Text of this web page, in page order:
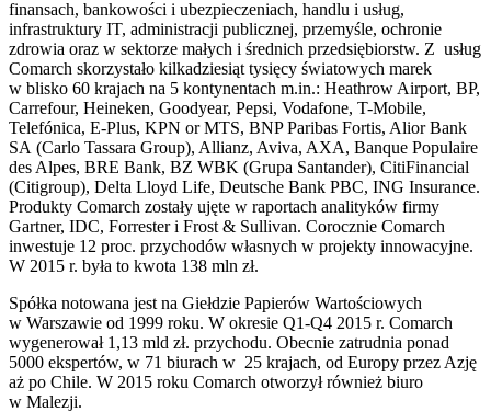
finansach, bankowości i ubezpieczeniach, handlu i usług,
infrastruktury IT, administracji publicznej, przemyśle, ochronie
zdrowia oraz w sektorze małych i średnich przedsiębiorstw. Z usług
Comarch skorzystało kilkadziesiąt tysięcy światowych marek
w blisko 60 krajach na 5 kontynentach m.in.: Heathrow Airport, BP,
Carrefour, Heineken, Goodyear, Pepsi, Vodafone, T-Mobile,
Telefónica, E-Plus, KPN or MTS, BNP Paribas Fortis, Alior Bank
SA (Carlo Tassara Group), Allianz, Aviva, AXA, Banque Populaire
des Alpes, BRE Bank, BZ WBK (Grupa Santander), CitiFinancial
(Citigroup), Delta Lloyd Life, Deutsche Bank PBC, ING Insurance.
Produkty Comarch zostały ujęte w raportach analityków firmy
Gartner, IDC, Forrester i Frost & Sullivan. Corocznie Comarch
inwestuje 12 proc. przychodów własnych w projekty innowacyjne.
W 2015 r. była to kwota 138 mln zł.
Spółka notowana jest na Giełdzie Papierów Wartościowych
w Warszawie od 1999 roku. W okresie Q1-Q4 2015 r. Comarch
wygenerował 1,13 mld zł. przychodu. Obecnie zatrudnia ponad
5000 ekspertów, w 71 biurach w 25 krajach, od Europy przez Azję
aż po Chile. W 2015 roku Comarch otworzył również biuro
w Malezji.